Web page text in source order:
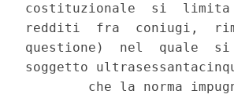
costituzionale  si  limita
redditi  fra  coniugi,
questione)  nel  quale
soggetto
che la norma